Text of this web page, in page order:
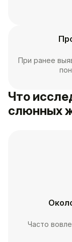
При ранее
Что
слюнных
Часто